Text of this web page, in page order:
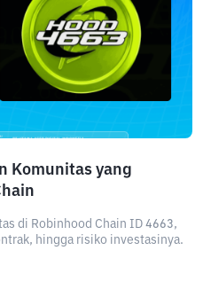
Komunitas yang
di Robinhood Chain ID 4663,
hingga risiko investasinya.